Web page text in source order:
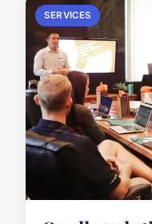
SERVICES